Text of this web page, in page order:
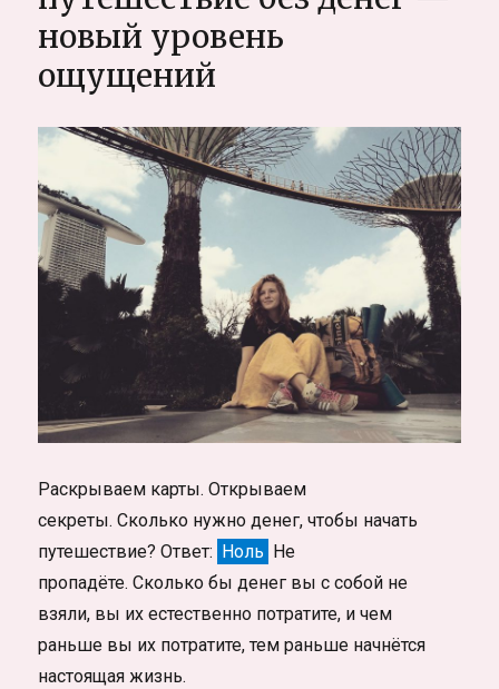
новый уровень
ощущений
Раскрываем карты. Открываем
секреты. Сколько нужно денег, чтобы начать
путешествие? Ответ:
Ноль
Не
пропадёте. Сколько бы денег вы с собой не
взяли, вы их естественно потратите, и чем
раньше вы их потратите, тем раньше начнётся
настоящая жизнь.